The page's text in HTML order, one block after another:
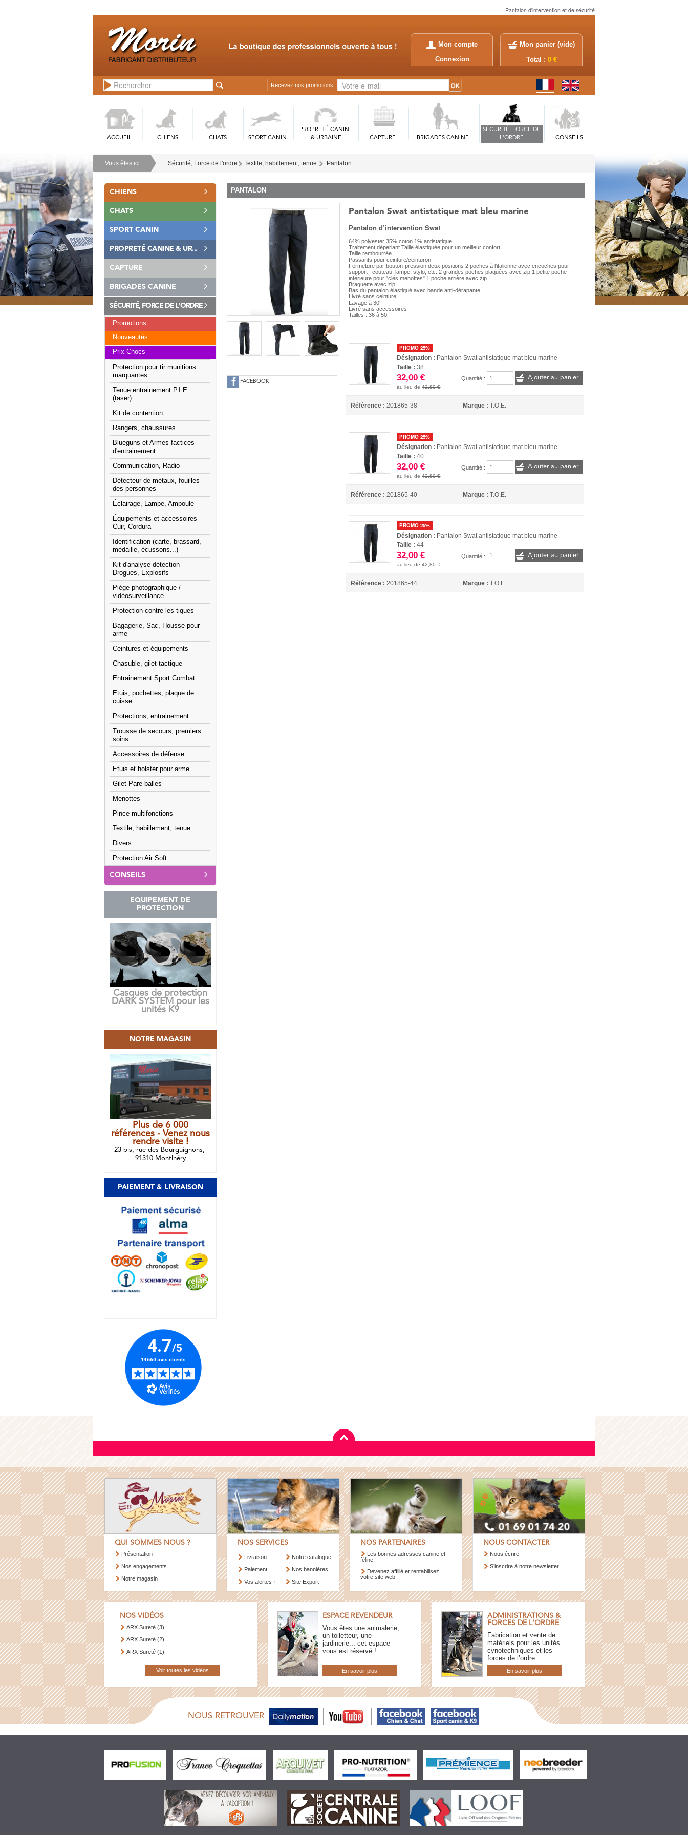
Pantalon d'intervention et de sécurité
Mon compte
Connexion
Mon panier (vide)
Total : 0 €
Recevez nos promotions
ACCUEIL CHIENS CHATS SPORT CANIN
PROPRETÉ CANINE
& URBAINE
CAPTURE BRIGADES CANINE
SÉCURITÉ, FORCE DE
L'ORDRE
CONSEILS
Vous êtes ici Sécurité, Force de l'ordre Textile, habillement, tenue. Pantalon
CHIENS
CHATS
SPORT CANIN
PROPRETÉ CANINE & UR...
CAPTURE
BRIGADES CANINE
SÉCURITÉ, FORCE DE L'ORDRE
Promotions
Nouveautés
Prix Chocs
Protection pour tir munitions
marquantes
Tenue entrainement P.I.E.
(taser)
Kit de contention
Rangers, chaussures
Blueguns et Armes factices
d'entrainement
Communication, Radio
Détecteur de métaux, fouilles
des personnes
Éclairage, Lampe, Ampoule
Équipements et accessoires
Cuir, Cordura
Identification (carte, brassard,
médaille, écussons...)
Kit d'analyse détection
Drogues, Explosifs
Piège photographique /
vidéosurveillance
Protection contre les tiques
Bagagerie, Sac, Housse pour
arme
Ceintures et équipements
Chasuble, gilet tactique
Entrainement Sport Combat
Etuis, pochettes, plaque de
cuisse
Protections, entrainement
Trousse de secours, premiers
soins
Accessoires de défense
Etuis et holster pour arme
Gilet Pare-balles
Menottes
Pince multifonctions
Textile, habillement, tenue.
Divers
Protection Air Soft
CONSEILS
EQUIPEMENT DE
PROTECTION
Casques de protection
DARK SYSTEM pour les
unités K9
NOTRE MAGASIN
Plus de 6 000
références - Venez nous
rendre visite !
23 bis, rue des Bourguignons,
91310 Montlhéry
PAIEMENT & LIVRAISON
PANTALON
FACEBOOK
Pantalon Swat antistatique mat bleu marine
Pantalon d’intervention Swat
64% polyester 35% coton 1% antistatique
Traitement déperlant Taille élastiquée pour un meilleur confort
Taille rembourrée
Passants pour ceinture/ceinturon
Fermeture par bouton-pression deux positions 2 poches à l’italienne avec encoches pour
support : couteau, lampe, stylo, etc. 2 grandes poches plaquées avec zip 1 petite poche
intérieure pour "clés menottes" 1 poche arrière avec zip
Braguette avec zip
Bas du pantalon élastiqué avec bande anti-dérapante
Livré sans ceinture
Lavage à 30°
Livré sans accessoires
Tailles : 36 à 50
PROMO 25%
Désignation : Pantalon Swat antistatique mat bleu marine
Taille :38
32,00 €
au lieu de42,80 €
Quantité : Ajouter au panier
Référence : 201865-38 Marque : T.O.E.
PROMO 25%
Désignation : Pantalon Swat antistatique mat bleu marine
Taille :40
32,00 €
au lieu de42,80 €
Quantité : Ajouter au panier
Référence : 201865-40 Marque : T.O.E.
PROMO 25%
Désignation : Pantalon Swat antistatique mat bleu marine
Taille :44
32,00 €
au lieu de42,80 €
Quantité : Ajouter au panier
Référence : 201865-44 Marque : T.O.E.
QUI SOMMES NOUS ?
Présentation
Nos engagements
Notre magasin
NOS SERVICES
Livraison
Paiement
Vos alertes +
Notre catalogue
Nos bannières
Site Export
NOS PARTENAIRES
Les bonnes adresses canine et
féline
Devenez affilié et rentabilisez
votre site web
NOUS CONTACTER
Nous écrire
S’inscrire à notre newsletter
NOS VIDÉOS
ARX Sureté (3)
ARX Sureté (2)
ARX Sureté (1)
Voir toutes les vidéos
ESPACE REVENDEUR
Vous êtes une animalerie,
un toiletteur, une
jardinerie... cet espace
vous est réservé !
En savoir plus
ADMINISTRATIONS &
FORCES DE L'ORDRE
Fabrication et vente de
matériels pour les unités
cynotechniques et les
forces de l’ordre.
En savoir plus
NOUS RETROUVER